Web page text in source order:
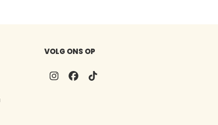
VOLG ONS OP
Instagram
Facebook
Tiktok